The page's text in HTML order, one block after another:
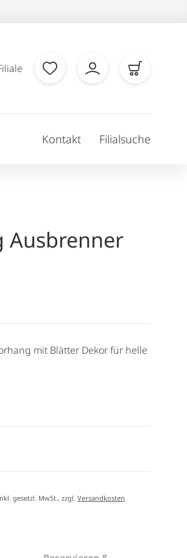
Kontakt Filialsuche
Ausbrenner
mit Blätter Dekor für helle
gesetzl. MwSt., zzgl.Versandkosten